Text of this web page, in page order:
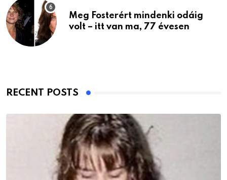
Meg Fosterért mindenki odáig
volt – itt van ma, 77 évesen
RECENT POSTS